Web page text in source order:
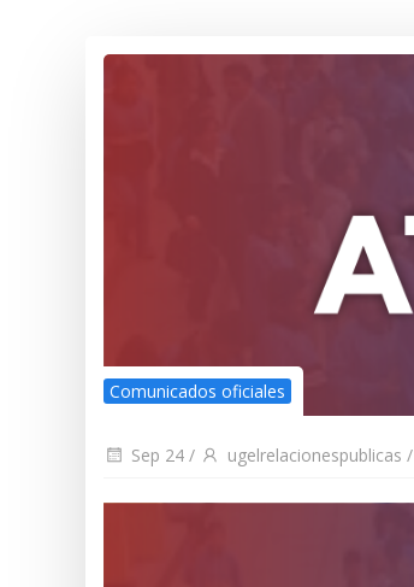
Comunicados oficiales
Sep 24 / ugelrelacionespublicas /